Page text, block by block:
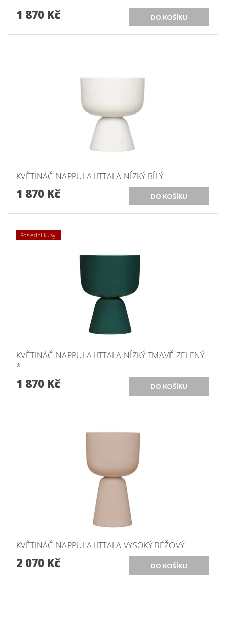
1 870 Kč
KVĚTINÁČ NAPPULA IITTALA NÍZKÝ BÍLÝ
1 870 Kč
Poslední kusy!
KVĚTINÁČ NAPPULA IITTALA NÍZKÝ TMAVĚ ZELENÝ
*
1 870 Kč
KVĚTINÁČ NAPPULA IITTALA VYSOKÝ BÉŽOVÝ
2 070 Kč